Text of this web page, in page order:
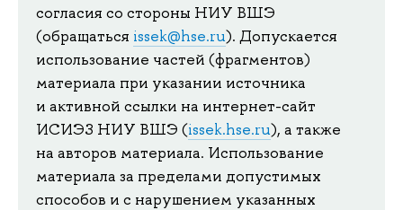
согласия со стороны НИУ ВШЭ
(обращаться issek@hse.ru). Допускается
использование частей (фрагментов)
материала при указании источника
и активной ссылки на интернет-сайт
ИСИЭЗ НИУ ВШЭ (issek.hse.ru), а также
на авторов материала. Использование
материала за пределами допустимых
способов и с нарушением указанных